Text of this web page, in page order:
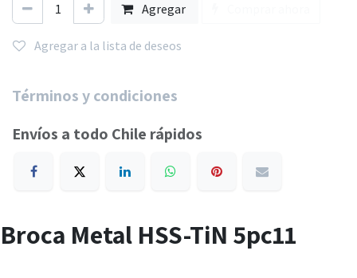
Agregar
Agregar a la lista de deseos
Términos y condiciones
Envíos a todo Chile rápidos
Broca Metal HSS-TiN 5pc11